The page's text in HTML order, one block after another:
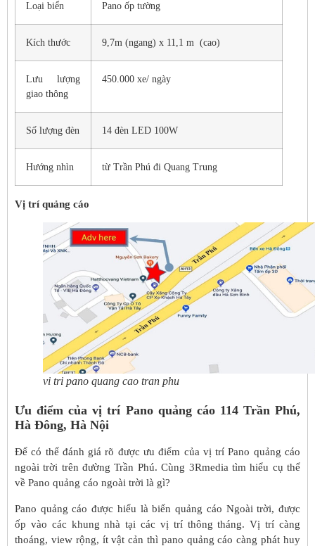
Loại biển Pano ốp tường
Kích thước 9,7m (ngang) x 11,1 m (cao)
Lưu lượng
giao thông
450.000 xe/ ngày
Số lượng đèn 14 đèn LED 100W
Hướng nhìn từ Trần Phú đi Quang Trung
Vị trí quảng cáo
vi tri pano quang cao tran phu
Ưu điểm của vị trí Pano quảng cáo 114 Trần Phú,
Hà Đông, Hà Nội
Để có thể đánh giá rõ được ưu điểm của vị trí Pano quảng cáo
ngoài trời trên đường Trần Phú. Cùng 3Rmedia tìm hiểu cụ thể
về Pano quảng cáo ngoài trời là gì?
Pano quảng cáo được hiểu là biển quảng cáo Ngoài trời, được
ốp vào các khung nhà tại các vị trí thông tháng. Vị trí càng
thoáng, view rộng, ít vật cản thì pano quảng cáo càng phát huy